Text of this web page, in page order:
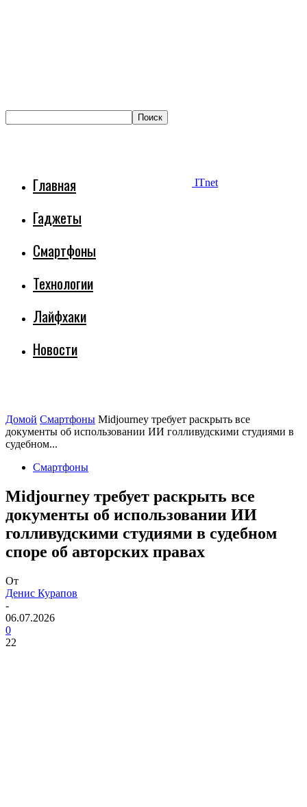
ITnet
Главная
Гаджеты
Смартфоны
Технологии
Лайфхаки
Новости
Домой Смартфоны Midjourney требует раскрыть все
документы об использовании ИИ голливудскими студиями в
судебном...
Смартфоны
Midjourney требует раскрыть все
документы об использовании ИИ
голливудскими студиями в судебном
споре об авторских правах
От
Денис Курапов
-
06.07.2026
0
22